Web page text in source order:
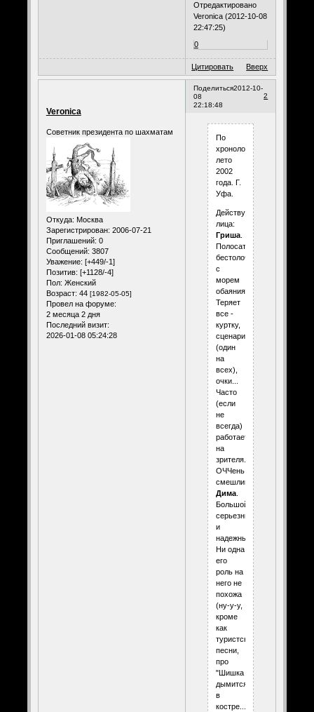
Отредактировано
Veronica (2012-10-08
22:47:25)
0
Цитировать Вверх
Поделиться
2
2012-10-
08
22:18:48
Veronica
Советник президента по шахматам
Откуда: Москва
Зарегистрирован: 2006-07-21
Приглашений: 0
Сообщений: 3807
Уважение: [+449/-1]
Позитив: [+1128/-4]
Пол: Женский
Возраст: 44 [1982-05-05]
Провел на форуме:
2 месяца 2 дня
Последний визит:
2026-01-08 05:24:28
По
хронологии:
лето
2002
года. Г.
Уфа.
Действующие
лица:
Гриша.
Полосатая
бестолочь
с
морем
обаяния.
Теряет
все -
куртку,
сценарий
(один
на
всех),
очки...
Часто
(если
не
всегда)
работает
на
зрителя.
ОЧЧень
смешлив.
Дима.
Большой,
серьезный
и
надежный.
Ни одна
его
роль на
него не
похожа
(ну-у-у,
кроме
как
туристской
песни,
про
"Шишка
дымится
в
костре...",